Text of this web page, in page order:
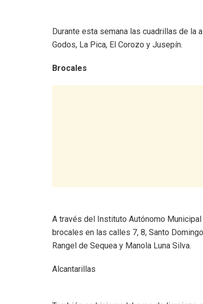
Durante esta semana las cuadrillas de la
Godos, La Pica, El Corozo y Jusepín.
Brocales
A través del Instituto Autónomo
brocales en las calles 7, 8, Santo
Rangel de Sequea y Manola Luna Silva.
Alcantarillas